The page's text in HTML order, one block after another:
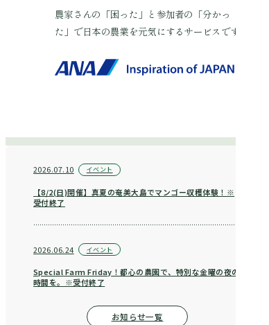
農家さんの「困った」と参加者の「分かっ
た」で日本の農業を元気にするサービスです
2026.07.10 イベント
【8/2(日)開催】真夏の奄美大島でマンゴー収穫体験！※
受付終了
2026.06.24 イベント
Special Farm Friday！都心の農園で、特別な金曜の夜の
時間を。※受付終了
お知らせ一覧